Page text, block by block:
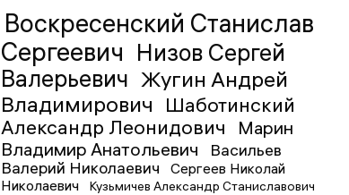
Воскресенский Станислав
Сергеевич Низов Сергей
Валерьевич Жугин Андрей
Владимирович
Шаботинский
Александр Леонидович
Марин
Владимир Анатольевич
Васильев
Валерий Николаевич
Сергеев Николай
Николаевич
Кузьмичев Александр Станиславович